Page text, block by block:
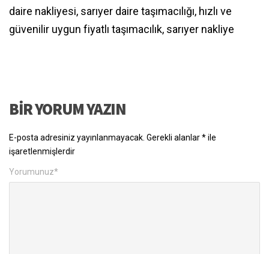
daire nakliyesi, sarıyer daire taşımacılığı, hızlı ve
güvenilir uygun fiyatlı taşımacılık, sarıyer nakliye
BIR YORUM YAZIN
E-posta adresiniz yayınlanmayacak. Gerekli alanlar*ile
işaretlenmişlerdir
Yorumunuz*